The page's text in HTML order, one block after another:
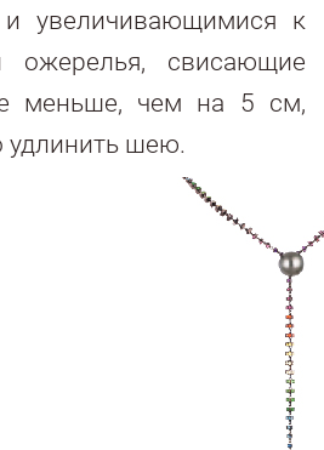
увеличивающимися к
ожерелья, свисающие
меньше, чем на 5 см,
удлинить шею.